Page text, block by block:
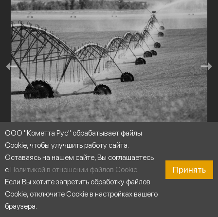
Оросительные системы
ООО "Кометта Рус" обрабатывает файлы
Cookie, чтобы улучшить работу сайта.
Оставаясь на нашем сайте, Вы соглашаетесь
с Политикой в отношении файлов Cookie.
Если Вы хотите запретить обработку файлов
Cookie, отключите Cookie в настройках вашего
браузера.
Принять